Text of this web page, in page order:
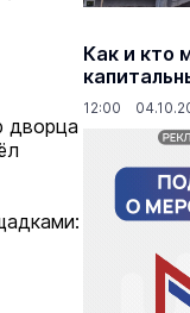
16 марта 17:00
дворца
Как и кто
12:00